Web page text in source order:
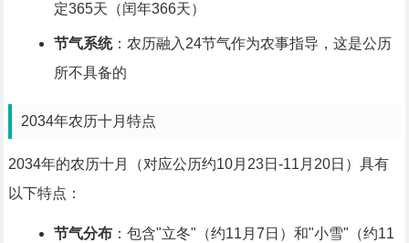
定365天（闰年366天）
节气系统：农历融入24节气作为农事指导，这是公历
所不具备的
2034年农历十月特点
2034年的农历十月（对应公历约10月23日-11月20日）具有
以下特点：
节气分布：包含"立冬"（约11月7日）和"小雪"（约11